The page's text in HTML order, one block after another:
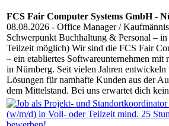
FCS Fair Computer Systems GmbH-
08.08.2026 - Office Manager /
Schwerpunkt Buchhaltung & Personal –
Teilzeit möglich) Wir sind die FCS Fair
– ein etabliertes Softwareunternehmen mit
in Nürnberg. Seit vielen Jahren
Lösungen für namhafte Kunden aus der
dem Mittelstand. Bei uns erwartet dich